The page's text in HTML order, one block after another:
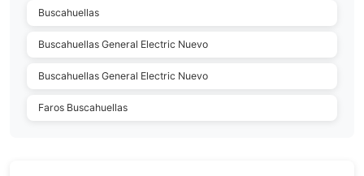
Buscahuellas
Buscahuellas General Electric Nuevo
Buscahuellas General Electric Nuevo
Faros Buscahuellas